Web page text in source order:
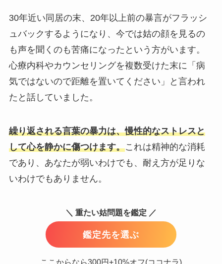
30年近い同居の末、20年以上前の暴言がフラッシ
ュバックするようになり、今では姑の顔を見るの
も声を聞くのも苦痛になったという方がいます。
心療内科やカウンセリングを複数受けた末に「病
気ではないので距離を置いてください」と言われ
たと話していました。
繰り返される言葉の暴力は、慢性的なストレスと
して心を静かに傷つけます。これは精神的な消耗
であり、あなたが弱いわけでも、耐え方が足りな
いわけでもありません。
＼ 重たい姑問題を鑑定 ／
鑑定先を選ぶ
ここからなら300円+10%オフ(ココナラ)